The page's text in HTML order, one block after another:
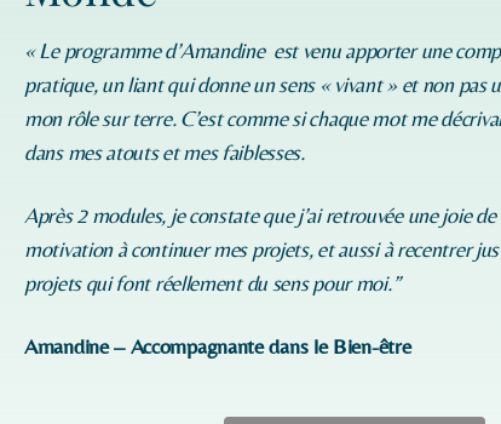
« Le programme d’Amandineest venu apporter une
pratique, un liant qui donne un sens « vivant » et non pas
mon rôle sur terre. C’est comme si chaque mot me
dans mes atouts et mes faiblesses.
Après 2 modules, je constate que j’ai retrouvée une joie
motivation à continuer mes projets, et aussi à recentrer
projets qui font réellement du sens pour moi.”
Amandine – Accompagnante dans le Bien-être